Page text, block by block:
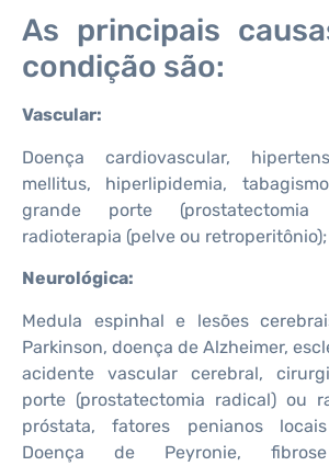
As principais
condição são:
Vascular:
Doença cardiovascular,
mellitus, hiperlipidemia,
grande porte
radioterapia (pelve ou retroperitônio);
Neurológica:
Medula espinhal e lesões
Parkinson, doença de Alzheimer,
acidente vascular cerebral,
porte (prostatectomia radical) ou
próstata, fatores penianos locais
Doença de Peyronie,